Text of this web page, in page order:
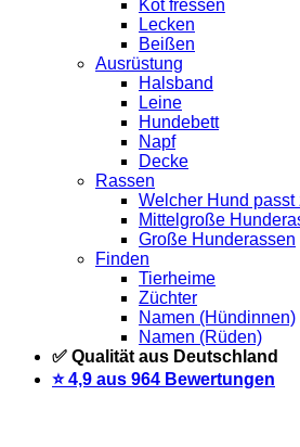
Kot fressen
Lecken
Beißen
Ausrüstung
Halsband
Leine
Hundebett
Napf
Decke
Rassen
Welcher Hund passt
Mittelgroße
Große Hunderassen
Finden
Tierheime
Züchter
Namen (Hündinnen)
Namen (Rüden)
✅ Qualität aus Deutschland
⭐️ 4,9 aus 964 Bewertungen